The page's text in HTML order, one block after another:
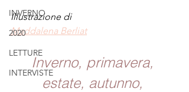
INVERNO
2020
LETTURE
INTERVISTE
Illustrazione di
Maddalena Berliat
Inverno, primavera,
estate, autunno,